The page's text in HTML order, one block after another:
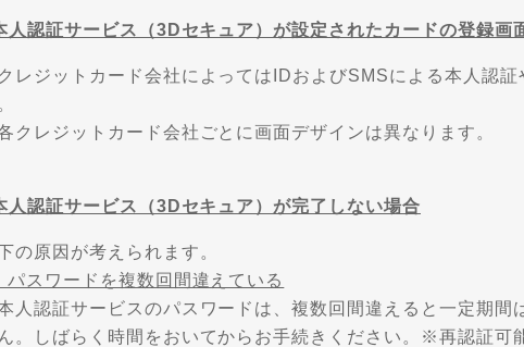
人認証サービス（3Dセキュア）が設定されたカードの登録画
レジットカード会社によってはIDおよびSMSによる本人認証
クレジットカード会社ごとに画面デザインは異なります。
人認証サービス（3Dセキュア）が完了しない場合
の原因が考えられます。
パスワードを複数回間違えている
人認証サービスのパスワードは、複数回間違えると一定期間
。しばらく時間をおいてからお手続きください。※再認証可